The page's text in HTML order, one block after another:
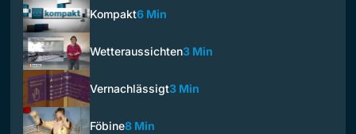
Kompakt6 Min
Wetteraussichten3 Min
Vernachlässigt3 Min
Föbine8 Min